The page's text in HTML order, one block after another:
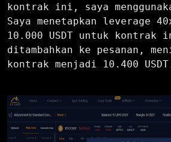
kontrak ini, saya
Saya menetapkan leverage
10.000 USDT untuk kontrak
ditambahkan ke pesanan,
kontrak menjadi 10.400